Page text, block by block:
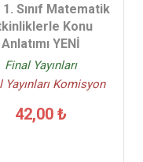
Sınıf Matematik
Konu
Anlatımı YENİ
Final Yayınları
Yayınları Komisyon
42,00 ₺